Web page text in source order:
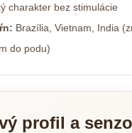
charakter bez stimulácie
Brazília, Vietnam, India
do podu)
profil a